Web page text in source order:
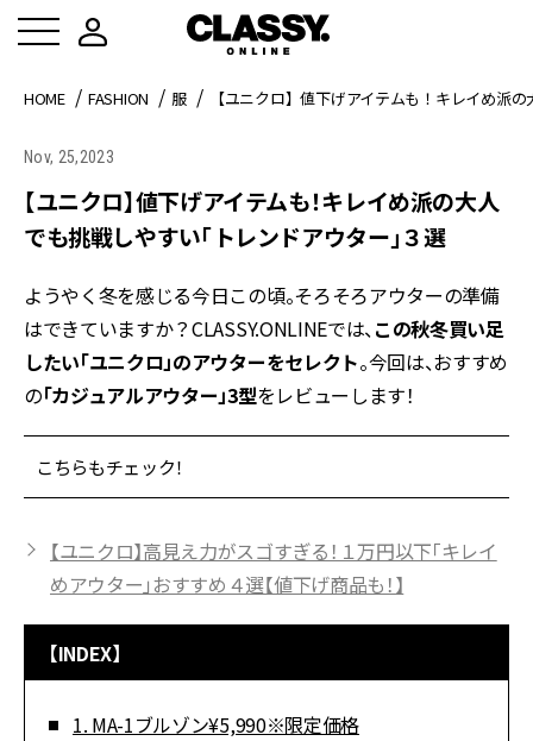
HOME FASHION 服 【ユニクロ】値下げアイテムも！キレイめ派
Nov, 25,2023
【ユニクロ】値下げアイテムも！キレイめ派の大人
でも挑戦しやすい「トレンドアウター」３選
ようやく冬を感じる今日この頃。そろそろアウターの準備
はできていますか？CLASSY.ONLINEでは、この秋冬買い足
したい「ユニクロ」のアウターをセレクト。今回は、おすすめ
の「カジュアルアウター」3型をレビューします！
こちらもチェック！
【ユニクロ】高見え力がスゴすぎる！１万円以下「キレイ
めアウター」おすすめ４選【値下げ商品も！】
【INDEX】
1. MA-1ブルゾン¥5,990※限定価格